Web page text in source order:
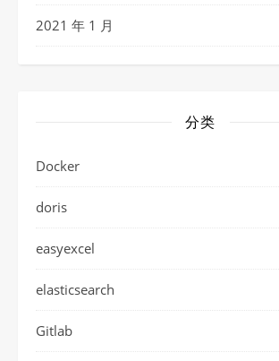
2021 年 1 月
分类
Docker
doris
easyexcel
elasticsearch
Gitlab